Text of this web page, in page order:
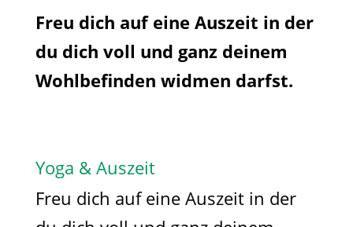
Freu dich auf eine Auszeit in der
du dich voll und ganz deinem
Wohlbefinden widmen darfst.
Yoga & Auszeit
Freu dich auf eine Auszeit in der